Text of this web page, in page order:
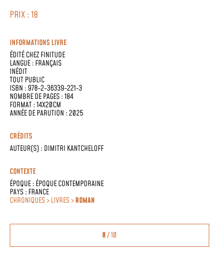
PRIX : 18
INFORMATIONS LIVRE
ÉDITÉ CHEZFINITUDE
LANGUE : FRANÇAIS
INÉDIT
TOUT PUBLIC
ISBN : 978-2-36339-221-3
NOMBRE DE PAGES : 184
FORMAT : 14X20CM
ANNÉE DE PARUTION : 2025
CRÉDITS
AUTEUR(S) : DIMITRI KANTCHELOFF
CONTEXTE
ÉPOQUE : ÉPOQUE CONTEMPORAINE
PAYS : FRANCE
CHRONIQUES > LIVRES >ROMAN
8/ 10